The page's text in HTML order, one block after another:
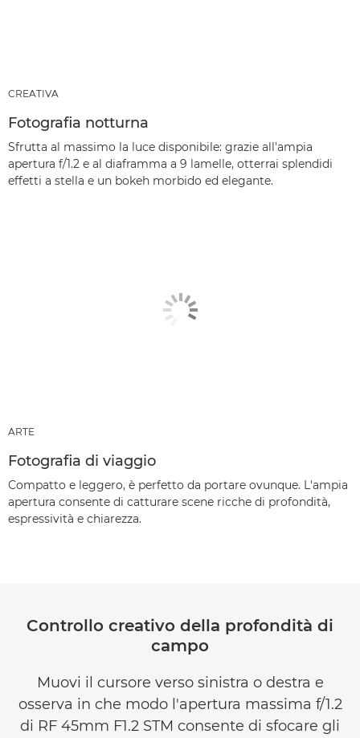
CREATIVA
Fotografia notturna
Sfrutta al massimo la luce disponibile: grazie all'ampia
apertura f/1.2 e al diaframma a 9 lamelle, otterrai splendidi
effetti a stella e un bokeh morbido ed elegante.
ARTE
Fotografia di viaggio
Compatto e leggero, è perfetto da portare ovunque. L'ampia
apertura consente di catturare scene ricche di profondità,
espressività e chiarezza.
Controllo creativo della profondità di
campo
Muovi il cursore verso sinistra o destra e
osserva in che modo l'apertura massima f/1.2
di RF 45mm F1.2 STM consente di sfocare gli